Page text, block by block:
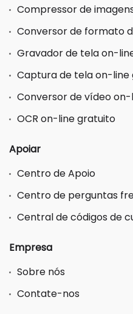
Compressor de
Conversor de formato
Gravador de tela on-
Captura de tela on-line
Conversor de vídeo
OCR on-line gratuito
Apoiar
Centro de Apoio
Centro de perguntas
Central de códigos de
Empresa
Sobre nós
Contate-nos